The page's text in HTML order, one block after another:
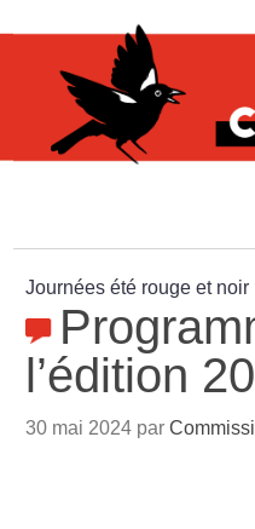
Journées été rouge et noir
l’édition
30 mai 2024 par